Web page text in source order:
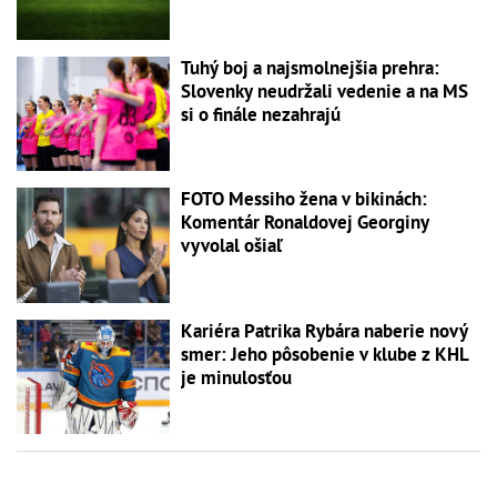
Tuhý boj a najsmolnejšia prehra:
Slovenky neudržali vedenie a na MS
si o finále nezahrajú
FOTO Messiho žena v bikinách:
Komentár Ronaldovej Georginy
vyvolal ošiaľ
Kariéra Patrika Rybára naberie nový
smer: Jeho pôsobenie v klube z KHL
je minulosťou